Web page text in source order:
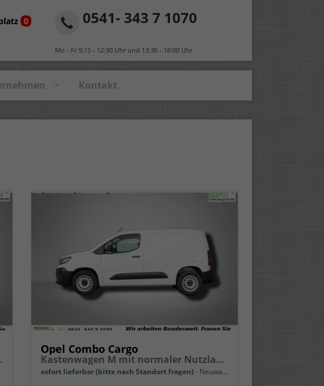
0541- 343 7 1070
Mo - Fr 9:15 - 12:30 Uhr und 13:30 - 18:00 Uhr
0
Kontakt
6-Gang
Opel Combo Cargo
Kastenwagen M mit normaler Nutzlast 1.5 Diesel 6-Gang
sofort lieferbar (bitte nach Standort fragen) Neuwagen